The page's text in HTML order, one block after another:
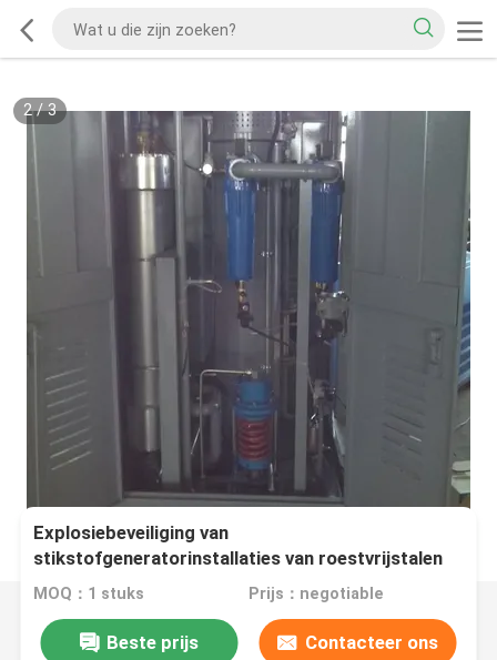
2/3
Explosiebeveiliging van
stikstofgeneratorinstallaties van roestvrijstalen
membraantype
MOQ：1 stuks Prijs：negotiable
Beste prijs Contacteer ons